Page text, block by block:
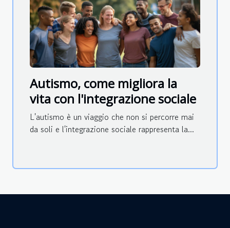
Autismo, come migliora la
vita con l'integrazione sociale
L'autismo è un viaggio che non si percorre mai
da soli e l'integrazione sociale rappresenta la...